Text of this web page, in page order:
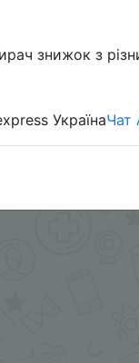
знижок з
УкраїнаЧат